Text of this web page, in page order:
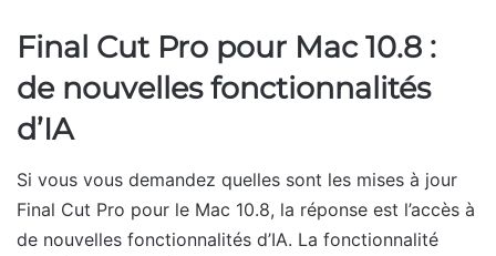
Final Cut Pro pour Mac 10.8 :
de nouvelles fonctionnalités
d’IA
Si vous vous demandez quelles sont les mises à jour
Final Cut Pro pour le Mac 10.8, la réponse est l’accès à
de nouvelles fonctionnalités d’IA. La fonctionnalité